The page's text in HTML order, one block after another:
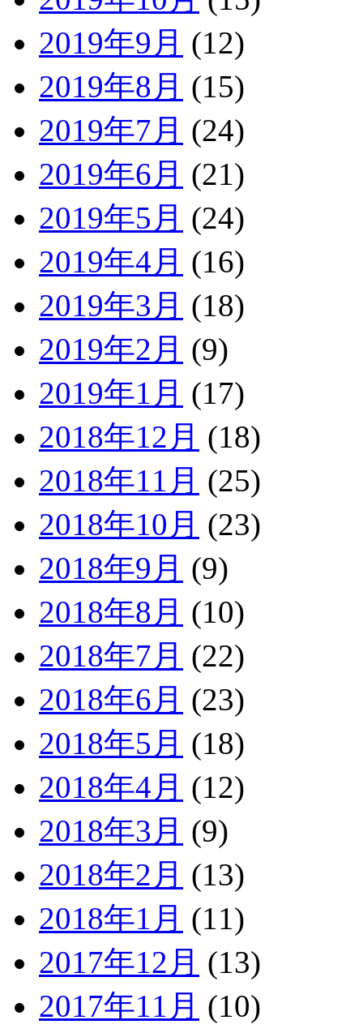
2019年9月 (12)
2019年8月 (15)
2019年7月 (24)
2019年6月 (21)
2019年5月 (24)
2019年4月 (16)
2019年3月 (18)
2019年2月 (9)
2019年1月 (17)
2018年12月 (18)
2018年11月 (25)
2018年10月 (23)
2018年9月 (9)
2018年8月 (10)
2018年7月 (22)
2018年6月 (23)
2018年5月 (18)
2018年4月 (12)
2018年3月 (9)
2018年2月 (13)
2018年1月 (11)
2017年12月 (13)
2017年11月 (10)